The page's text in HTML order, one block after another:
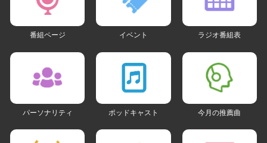
番組ページ イベント ラジオ番組表
パーソナリティ ポッドキャスト 今月の推薦曲